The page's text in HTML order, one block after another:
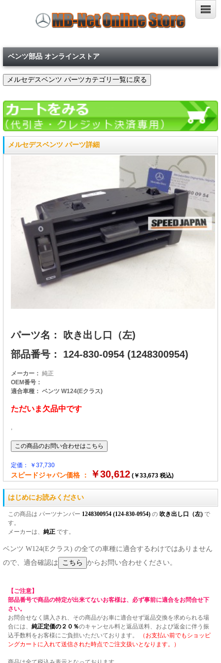
ベンツ部品 オンラインストア
メルセデスベンツ パーツ詳細
パーツ名： 吹き出し口（左)
部品番号： 124-830-0954 (1248300954)
メーカー： 純正
OEM番号：
適合車種： ベンツ W124(Eクラス)
ただいま欠品中です
定価： ￥37,730
スピードジャパン価格 ： ￥30,612 (￥33,673 税込)
はじめにお読みください
この商品は パーツナンバー 1248300954 (124-830-0954) の 吹き出し口（左) で
す。
メーカーは、 純正 です。
ベンツ W124(Eクラス) の全ての車種に適合するわけではありません
ので、適合確認は
からお問い合わせください。
【ご注意】
部品番号で商品の特定が出来てないお客様は、必ず事前に適合をお問合せ下
さい。
お問合せなく購入され、その商品がお車に適合せず返品交換を求められる場
合には、 純正定価の２０％のキャンセル料と返品送料、および返金に伴う振
込手数料をお客様にご負担いただいております。
（お支払い前でもショッピ
ングカートに入れて送信された時点でご注文扱いとなります。）